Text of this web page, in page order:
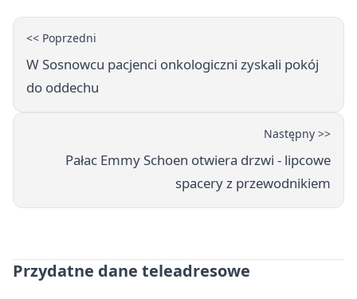
<< Poprzedni
W Sosnowcu pacjenci onkologiczni zyskali pokój
do oddechu
Następny >>
Pałac Emmy Schoen otwiera drzwi - lipcowe
spacery z przewodnikiem
Przydatne dane teleadresowe